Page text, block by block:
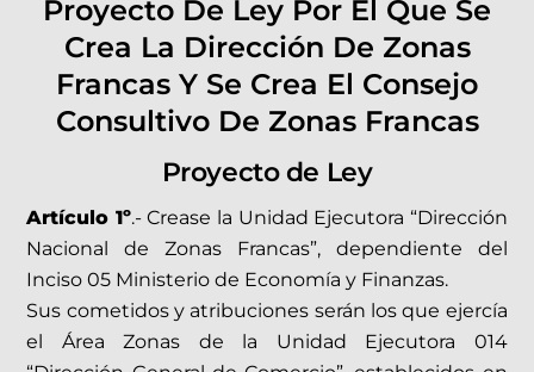
Proyecto De Ley Por El Que Se
Crea La Dirección De Zonas
Francas Y Se Crea El Consejo
Consultivo De Zonas Francas
Proyecto de Ley
Artículo 1º.- Crease la Unidad Ejecutora “Dirección
Nacional de Zonas Francas”, dependiente del
Inciso 05 Ministerio de Economía y Finanzas.
Sus cometidos y atribuciones serán los que ejercía
el Área Zonas de la Unidad Ejecutora 014